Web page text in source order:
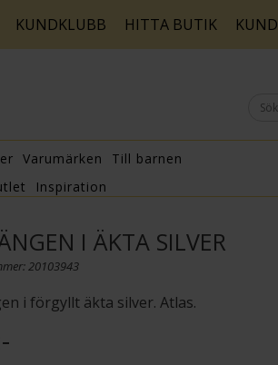
KUNDKLUBB HITTA BUTIK
Varumärken
Till barnen
Inspiration
I ÄKTA SILVER
20103943
i förgyllt äkta silver. Atlas.